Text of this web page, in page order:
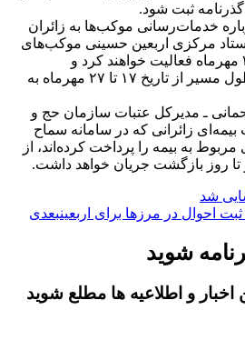
ثبت شود.
خدمات‌رسانی موکب‌ها به زائران
مرکزی اربعین حسینی موکب‌های
ایرانی در مرز‌ها از ۱۳ تا ۳۰ مهرماه فعالیت خواهند کرد و
موکب‌های عراقی نیز در طول مسیر از تاریخ ۱۷ تا ۲۷ مهرماه به
ـ مدیرکل عتبات سازمان حج و
زائرانی که در سامانه سماح
به بیمه را پرداخت کرده‌اند، از
شد
احوال در مرز‌ها برای اربعینبعدی
شوید
اخبار و اطلاعیه ها مطلع شوید